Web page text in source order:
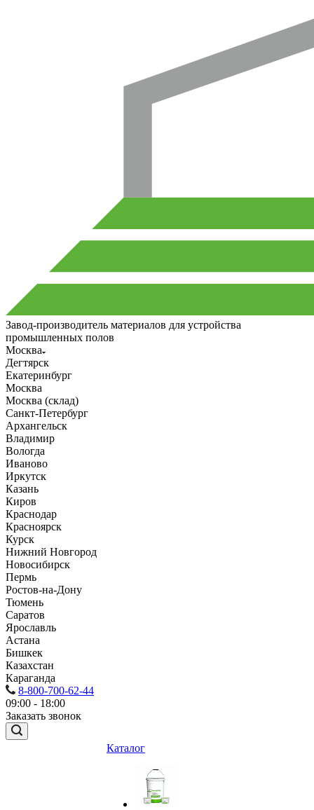
Завод-производитель материалов для устройства
промышленных полов
Москва
Дегтярск
Екатеринбург
Москва
Москва (склад)
Санкт-Петербург
Архангельск
Владимир
Вологда
Иваново
Иркутск
Казань
Киров
Краснодар
Красноярск
Курск
Нижний Новгород
Новосибирск
Пермь
Ростов-на-Дону
Тюмень
Саратов
Ярославль
Астана
Бишкек
Казахстан
Караганда
8-800-700-62-44
09:00 - 18:00
Заказать звонок
Каталог